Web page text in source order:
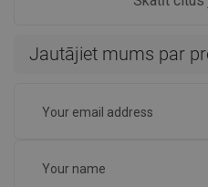
Jautājiet mums par